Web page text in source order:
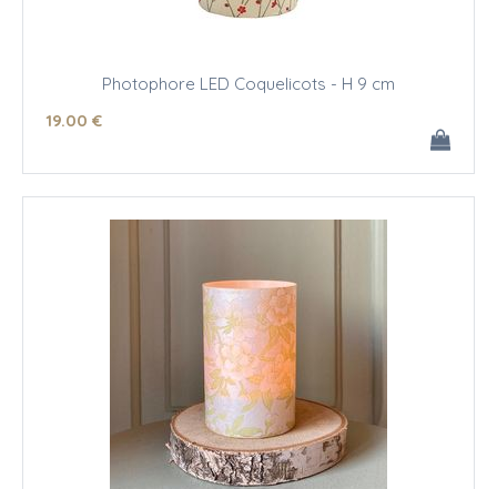
Photophore LED Coquelicots - H 9 cm
19.00 €